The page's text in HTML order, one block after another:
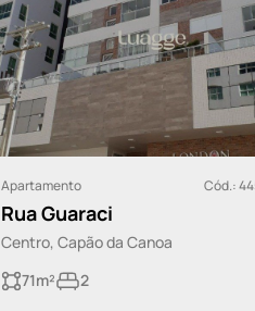
Apartamento Cód.:
Rua Guaraci
Centro, Capão da Canoa
71m²
2